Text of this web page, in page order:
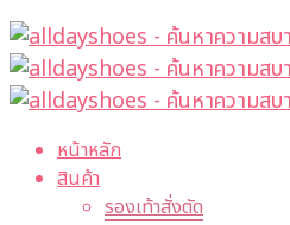
หน้าหลัก
สินค้า
รองเท้าสั่งตัด